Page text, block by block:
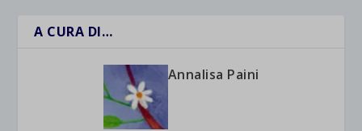
A CURA DI…
Annalisa Paini